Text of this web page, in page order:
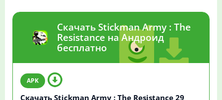
Скачать Stickman Army : The
Resistance на Андроид
бесплатно
Скачать Stickman Army : The Resistance 29